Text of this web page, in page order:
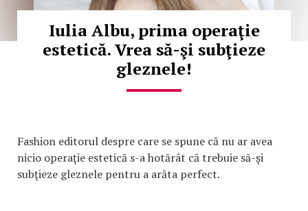
Iulia Albu, prima operaţie
estetică. Vrea să-şi subţieze
gleznele!
Fashion editorul despre care se spune că nu ar avea
nicio operaţie estetică s-a hotărât că trebuie să-şi
subţieze gleznele pentru a arăta perfect.